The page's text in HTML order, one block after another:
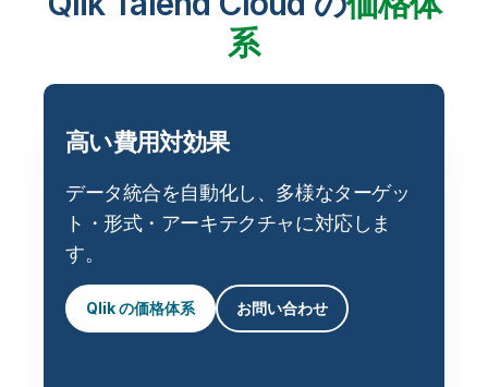
系
高い費用対効果
データ統合を自動化し、多様なターゲッ
ト・形式・アーキテクチャに対応しま
す。
Qlik の価格体系 お問い合わせ